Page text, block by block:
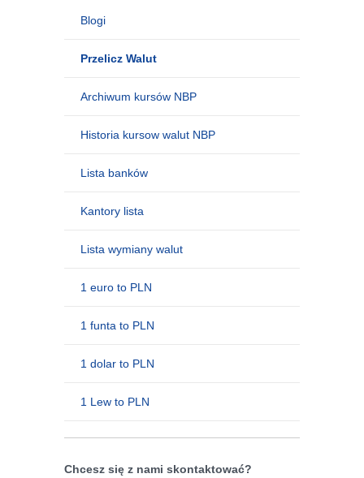
Blogi
Przelicz Walut
Archiwum kursów NBP
Historia kursow walut NBP
Lista banków
Kantory lista
Lista wymiany walut
1 euro to PLN
1 funta to PLN
1 dolar to PLN
1 Lew to PLN
Chcesz się z nami skontaktować?